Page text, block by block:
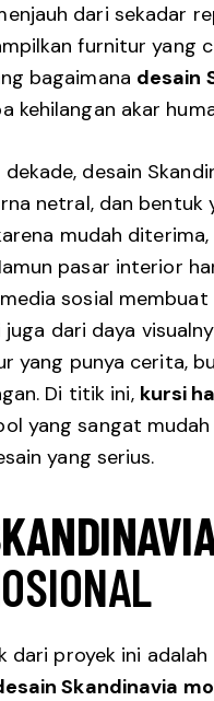
dari sekadar
furnitur yang
bagaimana desain
kehilangan akar
desain
netral, dan bentuk
mudah
pasar interior
sosial
dari daya
yang punya cerita,
Di titik ini, kursi
yang sangat
yang serius.
dari proyek ini
Skandinavia